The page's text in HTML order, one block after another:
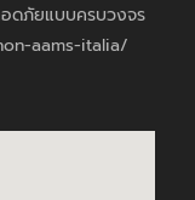
อดภัยแบบครบวงจร
aams-italia/